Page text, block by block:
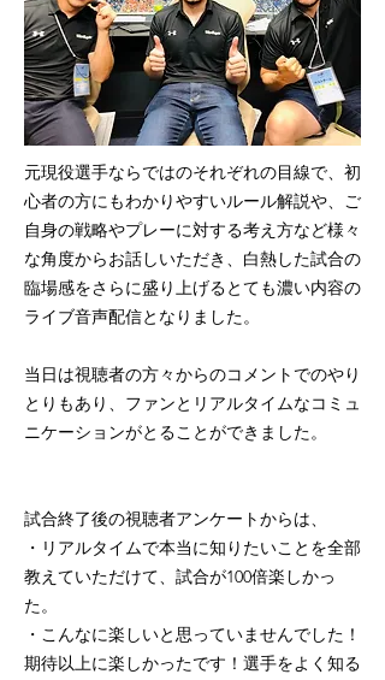
元現役選手ならではのそれぞれの目線で、初
心者の方にもわかりやすいルール解説や、ご
自身の戦略やプレーに対する考え方など様々
な角度からお話しいただき、白熱した試合の
臨場感をさらに盛り上げるとても濃い内容の
ライブ音声配信となりました。
当日は視聴者の方々からのコメントでのやり
とりもあり、ファンとリアルタイムなコミュ
ニケーションがとることができました。
試合終了後の視聴者アンケートからは、
・リアルタイムで本当に知りたいことを全部
教えていただけて、試合が100倍楽しかっ
た。
・こんなに楽しいと思っていませんでした！
期待以上に楽しかったです！選手をよく知る